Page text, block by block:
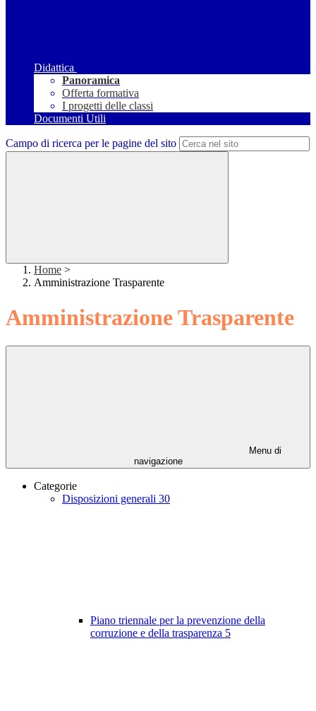
Didattica
Panoramica
Offerta formativa
I progetti delle classi
Documenti Utili
Campo di ricerca per le pagine del sito
Home >
Amministrazione Trasparente
Amministrazione Trasparente
Menu di
navigazione
Categorie
Disposizioni generali 30
Piano triennale per la prevenzione della
corruzione e della trasparenza 5